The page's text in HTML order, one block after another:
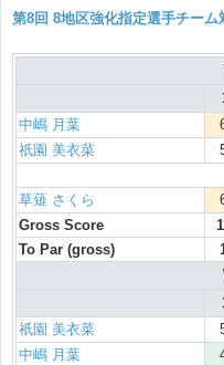
第8回 8地区強化指定選手チーム
中嶋 月葉
祇園 美衣菜
草薙 さくら
Gross Score
To Par (gross)
祇園 美衣菜
中嶋 月葉